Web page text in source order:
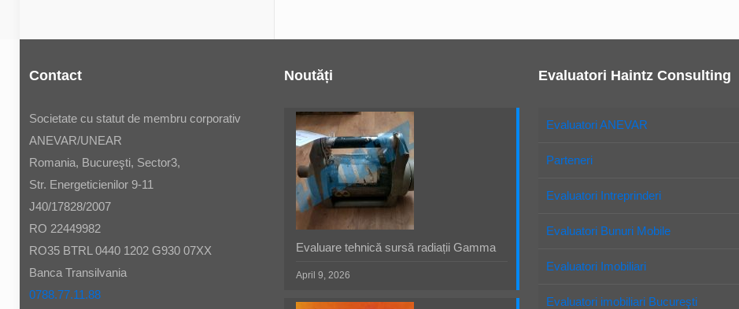
Contact
Societate cu statut de membru corporativ
ANEVAR/UNEAR
Romania, Bucureşti, Sector3,
Str. Energeticienilor 9-11
J40/17828/2007
RO 22449982
RO35 BTRL 0440 1202 G930 07XX
Banca Transilvania
0788.77.11.88
Noutăți
Evaluare tehnică sursă radiații Gamma
April 9, 2026
Evaluatori Haintz Consulting
Evaluatori ANEVAR
Parteneri
Evaluatori Intreprinderi
Evaluatori Bunuri Mobile
Evaluatori Imobiliari
Evaluatori imobiliari Bucureşti